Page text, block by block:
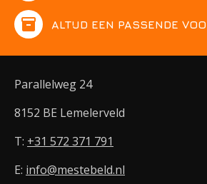
inventory ALTIJD EEN PASSENDE
Parallelweg 24
8152 BE Lemelerveld
T: +31 572 371 791
E: info@mestebeld.nl